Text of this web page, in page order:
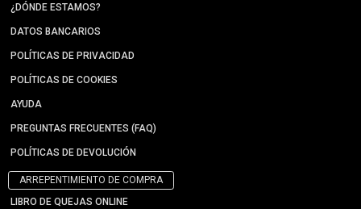
¿DÓNDE ESTAMOS?
DATOS BANCARIOS
POLÍTICAS DE PRIVACIDAD
POLÍTICAS DE COOKIES
AYUDA
PREGUNTAS FRECUENTES (FAQ)
POLÍTICAS DE DEVOLUCIÓN
ARREPENTIMIENTO DE COMPRA
LIBRO DE QUEJAS ONLINE